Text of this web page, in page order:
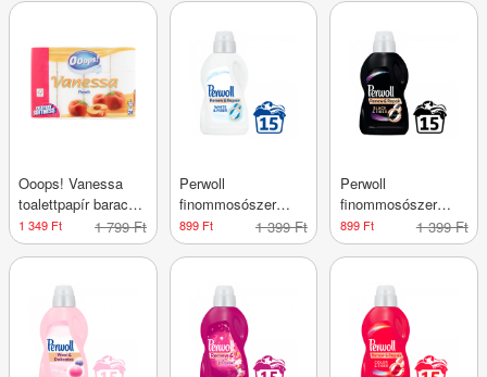
Ooops! Vanessa
toalettpapír barack
3 rétegű 24 tekercs
1 349 Ft 1 799 Ft
Perwoll
finommosószer
fehér textíliákhoz
15 mosás 900ml
899 Ft 1 399 Ft
Perwoll
finommosószer
fekete és sötét
textiliákhoz
15m.900ml
899 Ft 1 399 Ft